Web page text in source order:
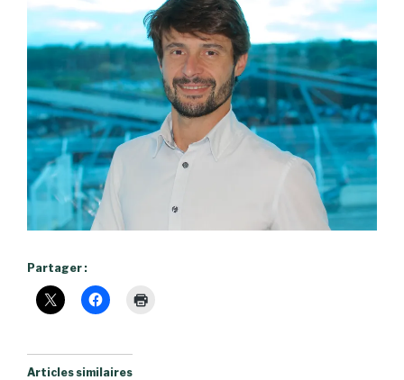
Partager :
Articles similaires